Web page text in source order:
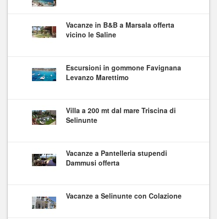
Vacanze in B&B a Marsala offerta
vicino le Saline
Escursioni in gommone Favignana
Levanzo Marettimo
Villa a 200 mt dal mare Triscina di
Selinunte
Vacanze a Pantelleria stupendi
Dammusi offerta
Vacanze a Selinunte con Colazione